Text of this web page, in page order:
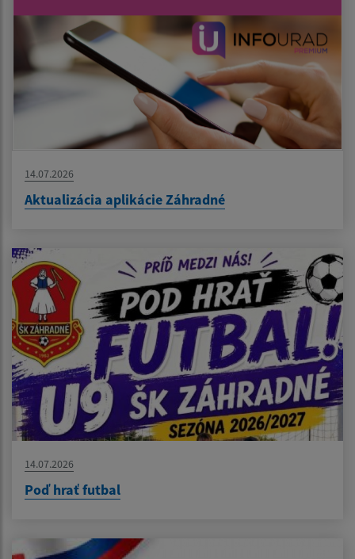
14.07.2026
Aktualizácia aplikácie Záhradné
14.07.2026
Poď hrať futbal